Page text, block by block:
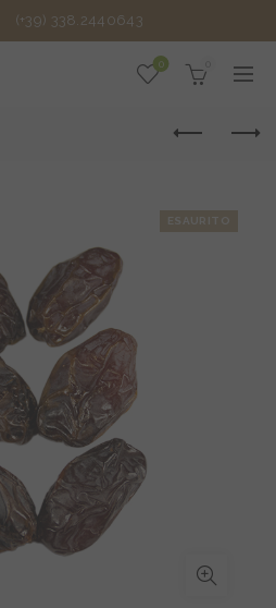
(+39) 338.2440643
0
ESAURITO